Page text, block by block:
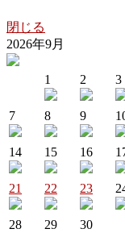
閉じる
2026年9月
1 2 3
7 8 9
14 15 16
21 22 23
28 29 30